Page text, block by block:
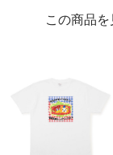
この商品